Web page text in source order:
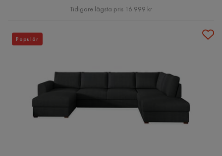
Pris
Tidigare lägsta pris 16 999 kr
Populär